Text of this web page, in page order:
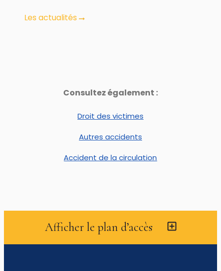
Les actualités
Consultez également :
Droit des victimes
Autres accidents
Accident de la circulation
Afficher le plan d’accès